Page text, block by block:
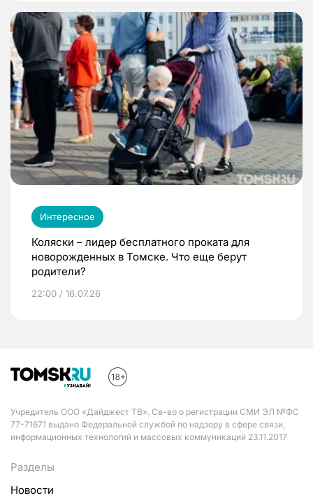
Интересное
Коляски – лидер бесплатного проката для
новорожденных в Томске. Что еще берут
родители?
22:00 / 16.07.26
Учредитель ООО «Дайджест ТВ». Св-во о регистрации СМИ ЭЛ №ФС
77-71671 выдано Федеральной службой по надзору в сфере связи,
информационных технологий и массовых коммуникаций 23.11.2017
Разделы
Новости